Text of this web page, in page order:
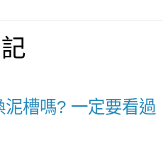
槽嗎? 一定要看過